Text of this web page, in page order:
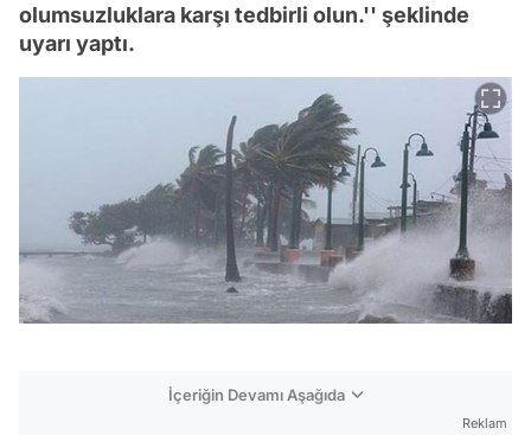
olumsuzluklara karşı tedbirli olun.'' şeklinde
uyarı yaptı.
İçeriğin Devamı Aşağıda
Reklam